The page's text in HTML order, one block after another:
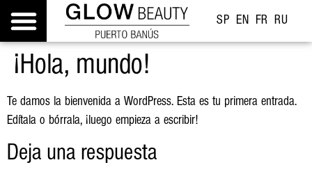
SP EN FR RU
¡Hola, mundo!
Te damos la bienvenida a WordPress. Esta es tu primera entrada.
Edítala o bórrala, ¡luego empieza a escribir!
Deja una respuesta